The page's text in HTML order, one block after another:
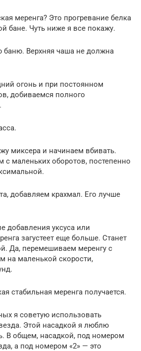
меренга? Это прогревание белка
бане. Чуть ниже я все покажу.
Верхняя чаша не должна
огонь и при постоянном
добиваемся полного
миксера и начинаем вбивать.
с маленьких оборотов, постепенно
добавляем крахмал. Его лучше
добавления уксуса или
загустеет еще больше. Станет
Да, перемешиваем меренгу с
на маленькой скорости,
стабильная меренга получается.
я советую использовать
Этой насадкой я люблю
В общем, насадкой, под номером
а под номером «2» — это